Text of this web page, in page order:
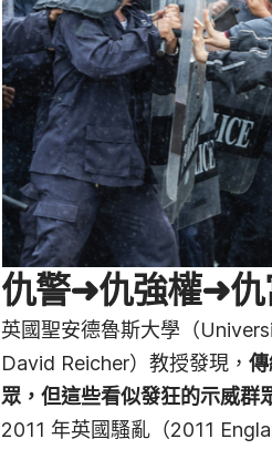
仇警➜仇強權➜仇
英國聖安德魯斯大學（
David Reicher）教授發現，
眾，但這些看似發狂的示威群
2011 年英國騷亂（2011